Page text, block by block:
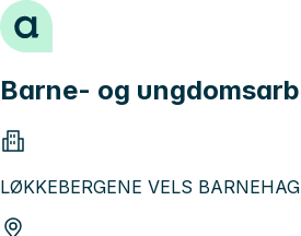
Hopp til innhold
Barne- og
LØKKEBERGENE VELS